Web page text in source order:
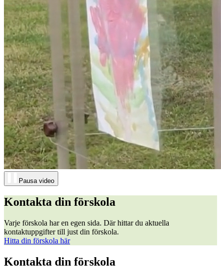
Pausa video
Kontakta din förskola
Varje förskola har en egen sida. Där hittar du aktuella
kontaktuppgifter till just din förskola.
Hitta din förskola här
Kontakta din förskola